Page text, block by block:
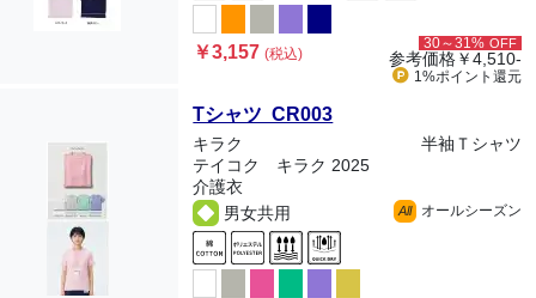
￥3,157(税込)
30～31% OFF
参考価格￥4,510-
1%ポイント 還元
Tシャツ CR003
キラク
半袖Ｔシャツ
テイコク キラク 2025
介護衣
男女共用
All オールシーズン